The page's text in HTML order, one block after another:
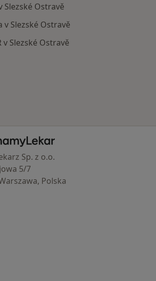
Ostravě
Slezské Ostravě
Slezské Ostravě
- Hlavní stránka
Sp. z o.o.
5/7
Polska